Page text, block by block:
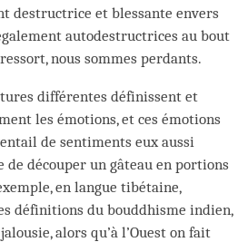
destructrice et blessante envers
autodestructrices au bout
nous sommes perdants.
différentes définissent et
les émotions, et ces émotions
de sentiments eux aussi
de découper un gâteau en portions
en langue tibétaine,
définitions du bouddhisme indien,
alors qu’à l’Ouest on fait